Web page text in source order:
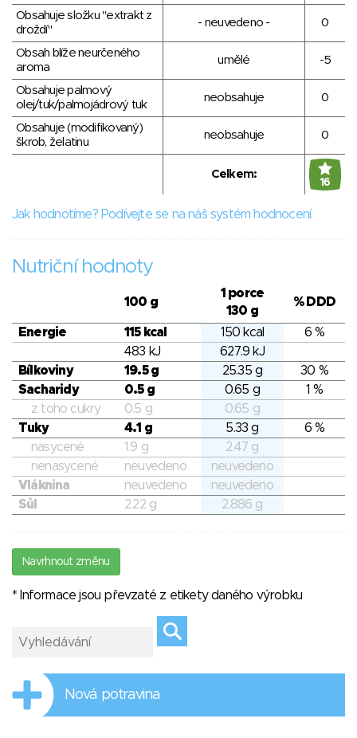
Obsahuje složku "extrakt z
droždí"
- neuvedeno - 0
Obsah blíže neurčeného
aroma
umělé -5
Obsahuje palmový
olej/tuk/palmojádrový tuk
neobsahuje 0
Obsahuje (modifikovaný)
škrob, želatinu
neobsahuje 0
Celkem:
16
Jak hodnotíme? Podívejte se na náš systém hodnocení.
Nutriční hodnoty
100 g
1 porce
130 g
% DDD
Energie 115 kcal 150 kcal
6 %
483 kJ
627.9 kJ
Bílkoviny
19.5 g 25.35 g
30 %
Sacharidy
0.5 g 0.65 g
1 %
z toho cukry
0.5 g
0.65 g
Tuky
4.1 g 5.33 g
6 %
nasycené
1.9 g
2.47 g
nenasycené
neuvedeno
neuvedeno
Vláknina
neuvedeno
neuvedeno
Sůl
2.22 g 2.886 g
Navrhnout změnu
* Informace jsou převzaté z etikety daného výrobku
Nová potravina